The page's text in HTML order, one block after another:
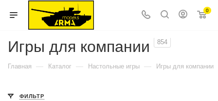
0
Игры для компании 854
Главная — Каталог — Настольные игры — Игры для компании
ФИЛЬТР